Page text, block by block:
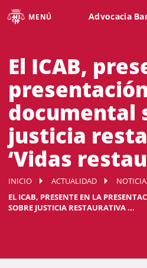
MENÚ Advocacia
El ICAB,
documental
justicia
‘Vidas
INICIO ACTUALIDAD
EL ICAB, PRESENTE EN LA
SOBRE JUSTICIA RESTAURATIVA ...